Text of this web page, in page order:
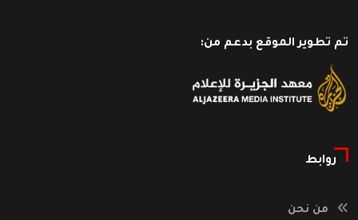
تم تطوير الموقع بدعم من:
روابط
من نحن